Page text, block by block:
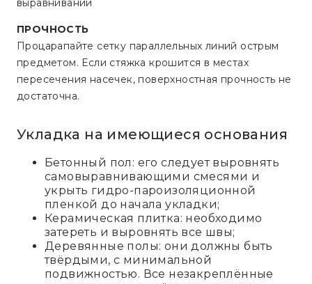
выравнивании
ПРОЧНОСТЬ
Процарапайте сетку параллельных линий острым
предметом. Если стяжка крошится в местах
пересечения насечек, поверхностная прочность не
достаточна.
Укладка на имеющиеся основания
Бетонный пол: его следует выровнять
самовыравнивающими смесями и
укрыть гидро-пароизоляционной
пленкой до начала укладки;
Керамическая плитка: необходимо
затереть и выровнять все швы;
Деревянные полы: они должны быть
твёрдыми, с минимальной
подвижностью. Все незакреплённые